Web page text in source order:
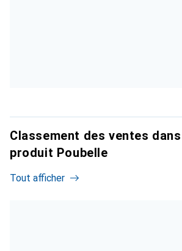
Classement des ventes
produit Poubelle
Tout afficher